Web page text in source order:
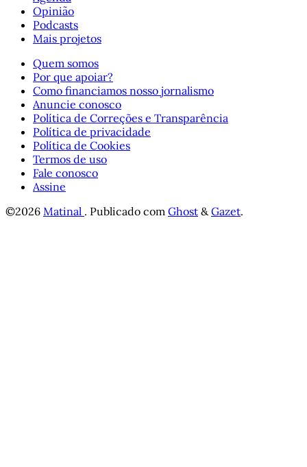
Opinião
Podcasts
Mais projetos
Quem somos
Por que apoiar?
Como financiamos nosso jornalismo
Anuncie conosco
Política de Correções e Transparência
Política de privacidade
Política de Cookies
Termos de uso
Fale conosco
Assine
©2026 Matinal . Publicado com Ghost &Gazet.